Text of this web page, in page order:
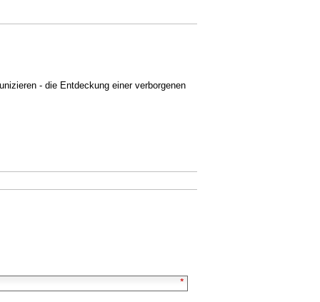
- die Entdeckung einer verborgenen